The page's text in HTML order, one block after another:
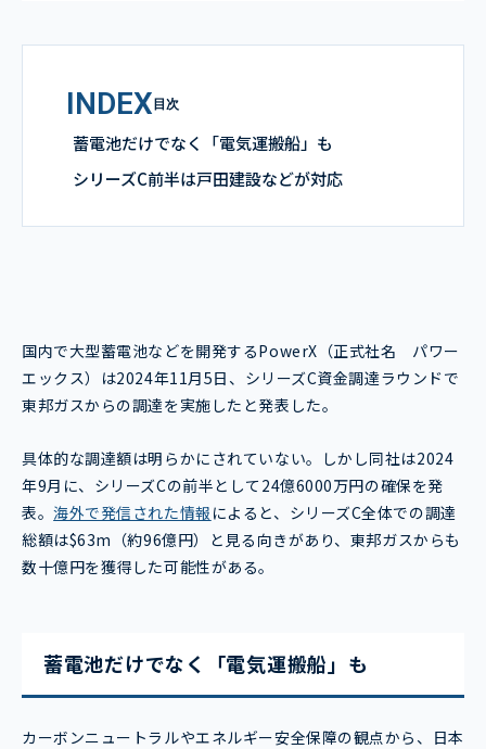
INDEX目次
蓄電池だけでなく「電気運搬船」も
シリーズC前半は戸田建設などが対応
国内で大型蓄電池などを開発するPowerX（正式社名 パワー
エックス）は2024年11月5日、シリーズC資金調達ラウンドで
東邦ガスからの調達を実施したと発表した。
具体的な調達額は明らかにされていない。しかし同社は2024
年9月に、シリーズCの前半として24億6000万円の確保を発
表。海外で発信された情報 によると、シリーズC全体での調達
総額は$63m（約96億円）と見る向きがあり、東邦ガスからも
数十億円を獲得した可能性がある。
蓄電池だけでなく「電気運搬船」も
カーボンニュートラルやエネルギー安全保障の観点から、日本